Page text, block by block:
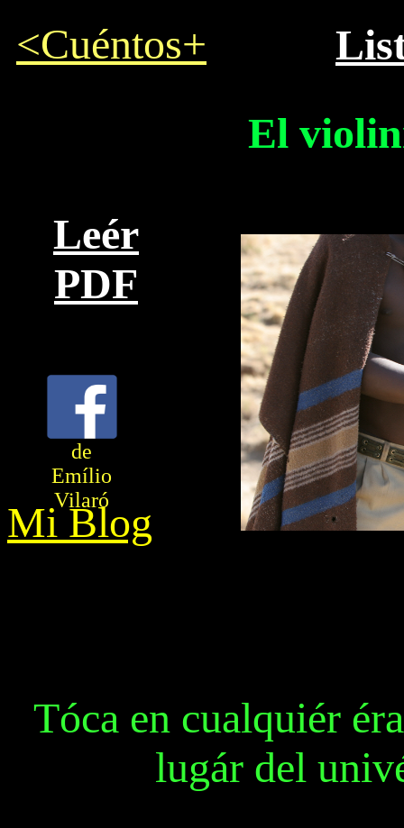
Tóca en cualquiér
lugár del
El
<Cuéntos+
Leér
PDF
de
Emílio
Vilaró
Mi Blog